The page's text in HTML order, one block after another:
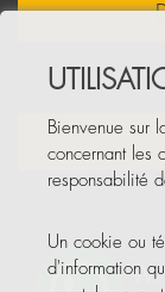
Bienvenue sur
concernant les
responsabilité
Un cookie ou
d'information